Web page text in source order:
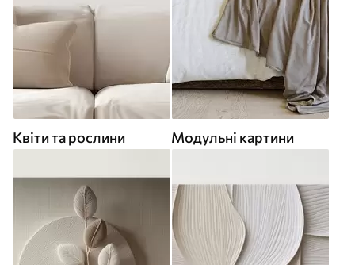
Квіти та рослини Модульні картини